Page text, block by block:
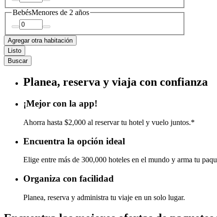
BebésMenores de 2 años
Agregar otra habitación
Listo
Buscar
Planea, reserva y viaja con confianza
¡Mejor con la app!
Ahorra hasta $2,000 al reservar tu hotel y vuelo juntos.*
Encuentra la opción ideal
Elige entre más de 300,000 hoteles en el mundo y arma tu
Organiza con facilidad
Planea, reserva y administra tu viaje en un solo lugar.